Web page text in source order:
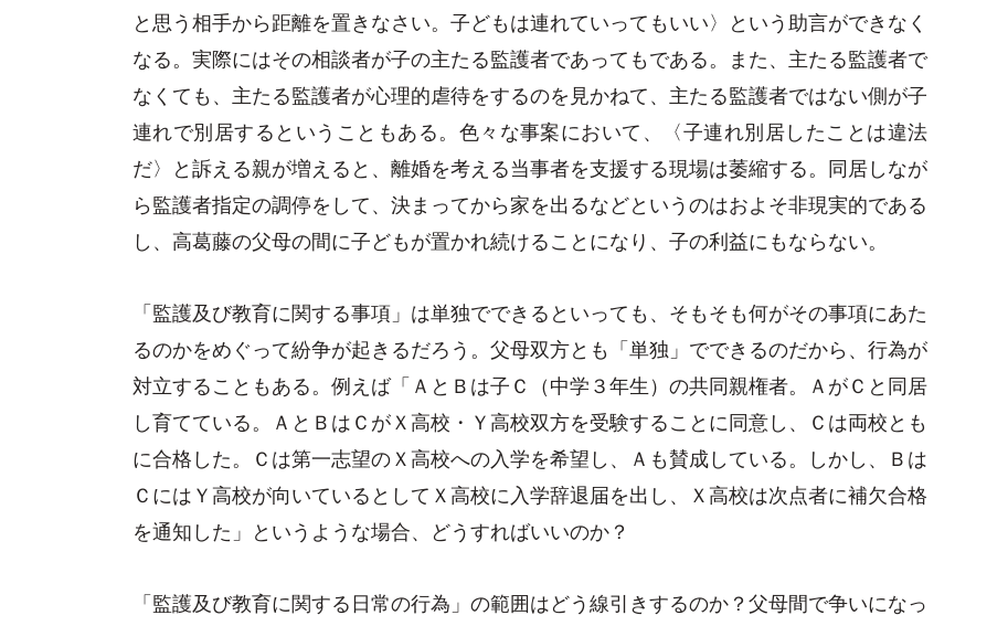
と思う相手から距離を置きなさい。子どもは連れていってもいい〉という助言ができなく
なる。実際にはその相談者が子の主たる監護者であってもである。また、主たる監護者で
なくても、主たる監護者が心理的虐待をするのを見かねて、主たる監護者ではない側が子
連れで別居するということもある。色々な事案において、〈子連れ別居したことは違法
だ〉と訴える親が増えると、離婚を考える当事者を支援する現場は萎縮する。同居しなが
ら監護者指定の調停をして、決まってから家を出るなどというのはおよそ非現実的である
し、高葛藤の父母の間に子どもが置かれ続けることになり、子の利益にもならない。
「監護及び教育に関する事項」は単独でできるといっても、そもそも何がその事項にあた
るのかをめぐって紛争が起きるだろう。父母双方とも「単独」でできるのだから、行為が
対立することもある。例えば「ＡとＢは子Ｃ（中学３年生）の共同親権者。ＡがＣと同居
し育てている。ＡとＢはＣがＸ高校・Ｙ高校双方を受験することに同意し、Ｃは両校とも
に合格した。Ｃは第一志望のＸ高校への入学を希望し、Ａも賛成している。しかし、Ｂは
ＣにはＹ高校が向いているとしてＸ高校に入学辞退届を出し、Ｘ高校は次点者に補欠合格
を通知した」というような場合、どうすればいいのか？
「監護及び教育に関する日常の行為」の範囲はどう線引きするのか？父母間で争いになっ